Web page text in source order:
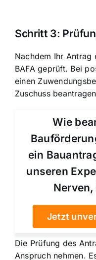
Schritt 3:
Nachdem Ihr
BAFA geprüft. Bei
einen
Zuschuss
Wie
ein
unseren
Jetzt
Die Prüfung des
Anspruch nehmen.